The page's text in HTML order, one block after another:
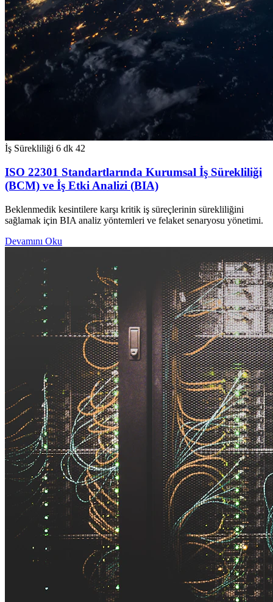
İş Sürekliliği 6 dk 42
ISO 22301 Standartlarında Kurumsal İş Sürekliliği
(BCM) ve İş Etki Analizi (BIA)
Beklenmedik kesintilere karşı kritik iş süreçlerinin sürekliliğini
sağlamak için BIA analiz yöntemleri ve felaket senaryosu yönetimi.
Devamını Oku